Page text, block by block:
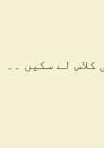
لے سکیں ۔۔